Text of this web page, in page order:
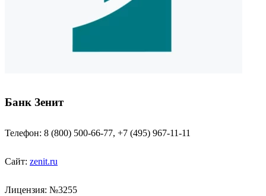
Банк Зенит
Телефон: 8 (800) 500-66-77, +7 (495) 967-11-11
Сайт: zenit.ru
Лицензия: №3255